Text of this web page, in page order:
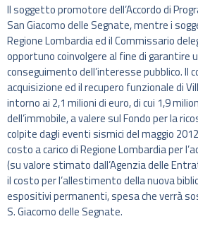
Il soggetto promotore dell’Accordo di
San Giacomo delle Segnate, mentre i
Regione Lombardia ed il Commissario
opportuno coinvolgere al fine di garantire
conseguimento dell’interesse pubblico. Il
acquisizione ed il recupero funzionale di
intorno ai 2,1 milioni di euro, di cui 1,9
dell’immobile, a valere sul Fondo per la
colpite dagli eventi sismici del maggio
costo a carico di Regione Lombardia per
(su valore stimato dall’Agenzia delle
il costo per l’allestimento della nuova
espositivi permanenti, spesa che verrà
S. Giacomo delle Segnate.